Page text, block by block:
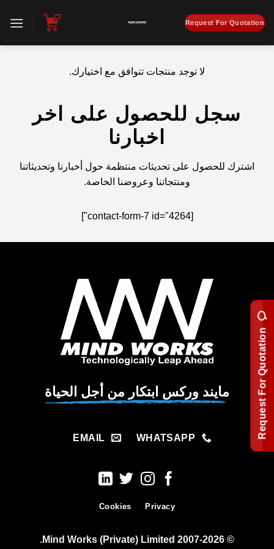
للمحتوى
Request For Quotation
لا توجد منتجات تتوافق مع اختيارك.
سجل للحصول على اخر
اخبارنا
اشترك للحصول على تحديثات منتظمة حول أخبارنا وتحديثاتنا
ومنتجاتنا وعروضنا الخاصة.
[contact-form-7 id="4264"]
مايند وركس ابتكار من أجل الحياة
WHATSAPP
EMAIL
Privacy
Cookies
© 2007-2026 Mind Works (Private) Limited.
Request For Quotation